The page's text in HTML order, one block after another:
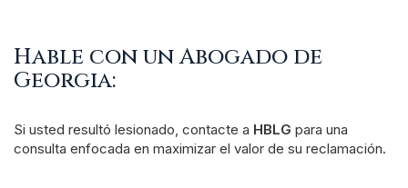
Hable con un Abogado de
Georgia:
Si usted resultó lesionado, contacte a HBLG para una
consulta enfocada en maximizar el valor de su reclamación.